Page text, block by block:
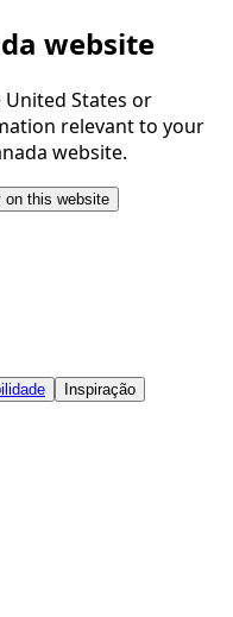
website
States or
relevant to your
website.
on this website
Inspiração